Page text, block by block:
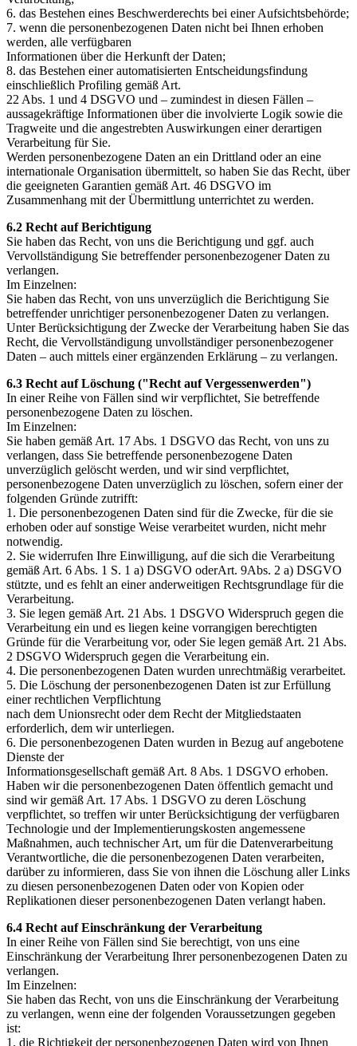
6. das Bestehen eines Beschwerderechts bei einer Aufsichtsbehörde;
7. wenn die personenbezogenen Daten nicht bei Ihnen erhoben
werden, alle verfügbaren
Informationen über die Herkunft der Daten;
8. das Bestehen einer automatisierten Entscheidungsfindung
einschließlich Profiling gemäß Art.
22 Abs. 1 und 4 DSGVO und – zumindest in diesen Fällen –
aussagekräftige Informationen über die involvierte Logik sowie die
Tragweite und die angestrebten Auswirkungen einer derartigen
Verarbeitung für Sie.
Werden personenbezogene Daten an ein Drittland oder an eine
internationale Organisation übermittelt, so haben Sie das Recht, über
die geeigneten Garantien gemäß Art. 46 DSGVO im
Zusammenhang mit der Übermittlung unterrichtet zu werden.
6.2 Recht auf Berichtigung
Sie haben das Recht, von uns die Berichtigung und ggf. auch
Vervollständigung Sie betreffender personenbezogener Daten zu
verlangen.
Im Einzelnen:
Sie haben das Recht, von uns unverzüglich die Berichtigung Sie
betreffender unrichtiger personenbezogener Daten zu verlangen.
Unter Berücksichtigung der Zwecke der Verarbeitung haben Sie das
Recht, die Vervollständigung unvollständiger personenbezogener
Daten – auch mittels einer ergänzenden Erklärung – zu verlangen.
6.3 Recht auf Löschung ("Recht auf Vergessenwerden")
In einer Reihe von Fällen sind wir verpflichtet, Sie betreffende
personenbezogene Daten zu löschen.
Im Einzelnen:
Sie haben gemäß Art. 17 Abs. 1 DSGVO das Recht, von uns zu
verlangen, dass Sie betreffende personenbezogene Daten
unverzüglich gelöscht werden, und wir sind verpflichtet,
personenbezogene Daten unverzüglich zu löschen, sofern einer der
folgenden Gründe zutrifft:
1. Die personenbezogenen Daten sind für die Zwecke, für die sie
erhoben oder auf sonstige Weise verarbeitet wurden, nicht mehr
notwendig.
2. Sie widerrufen Ihre Einwilligung, auf die sich die Verarbeitung
gemäß Art. 6 Abs. 1 S. 1 a) DSGVO oderArt. 9Abs. 2 a) DSGVO
stützte, und es fehlt an einer anderweitigen Rechtsgrundlage für die
Verarbeitung.
3. Sie legen gemäß Art. 21 Abs. 1 DSGVO Widerspruch gegen die
Verarbeitung ein und es liegen keine vorrangigen berechtigten
Gründe für die Verarbeitung vor, oder Sie legen gemäß Art. 21 Abs.
2 DSGVO Widerspruch gegen die Verarbeitung ein.
4. Die personenbezogenen Daten wurden unrechtmäßig verarbeitet.
5. Die Löschung der personenbezogenen Daten ist zur Erfüllung
einer rechtlichen Verpflichtung
nach dem Unionsrecht oder dem Recht der Mitgliedstaaten
erforderlich, dem wir unterliegen.
6. Die personenbezogenen Daten wurden in Bezug auf angebotene
Dienste der
Informationsgesellschaft gemäß Art. 8 Abs. 1 DSGVO erhoben.
Haben wir die personenbezogenen Daten öffentlich gemacht und
sind wir gemäß Art. 17 Abs. 1 DSGVO zu deren Löschung
verpflichtet, so treffen wir unter Berücksichtigung der verfügbaren
Technologie und der Implementierungskosten angemessene
Maßnahmen, auch technischer Art, um für die Datenverarbeitung
Verantwortliche, die die personenbezogenen Daten verarbeiten,
darüber zu informieren, dass Sie von ihnen die Löschung aller Links
zu diesen personenbezogenen Daten oder von Kopien oder
Replikationen dieser personenbezogenen Daten verlangt haben.
6.4 Recht auf Einschränkung der Verarbeitung
In einer Reihe von Fällen sind Sie berechtigt, von uns eine
Einschränkung der Verarbeitung Ihrer personenbezogenen Daten zu
verlangen.
Im Einzelnen:
Sie haben das Recht, von uns die Einschränkung der Verarbeitung
zu verlangen, wenn eine der folgenden Voraussetzungen gegeben
ist:
1. die Richtigkeit der personenbezogenen Daten wird von Ihnen